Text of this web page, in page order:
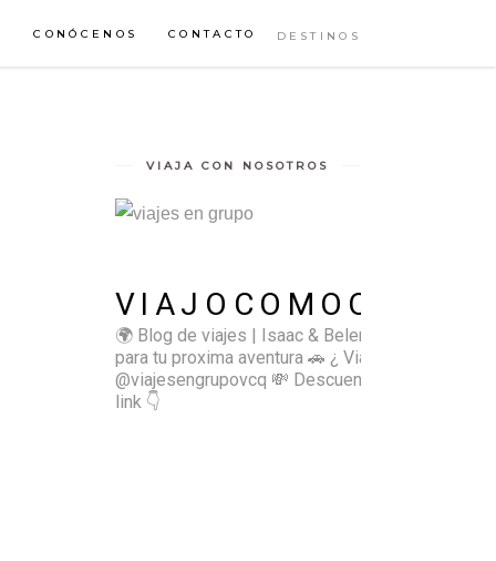
CONÓCENOS CONTACTO DESTINOS
VIAJA CON NOSOTROS
VIAJOCOMOQUIERO
🌍 Blog de viajes | Isaac & Belen
para tu proxima aventura 🚗 ¿ Viajas sol@? 👉🏻
@viajesengrupovcq 💸 Descuentos y tips en el
link 👇